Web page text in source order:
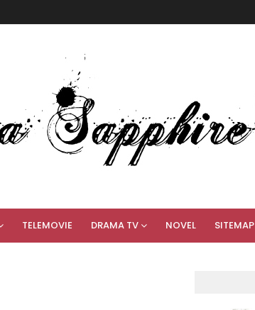
TELEMOVIE DRAMA TV NOVEL SITEMAP